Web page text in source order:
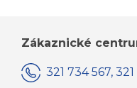
Zákaznické
321 734 567, 321